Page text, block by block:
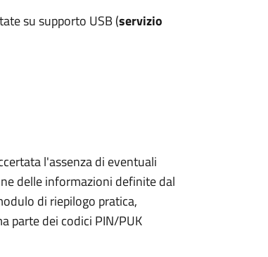
su supporto USB (servizio
l'assenza di eventuali
delle informazioni definite dal
di riepilogo pratica,
parte dei codici PIN/PUK